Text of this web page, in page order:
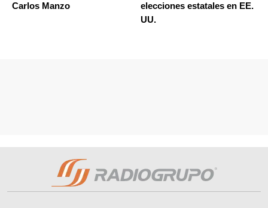
Carlos Manzo
elecciones estatales en EE.
UU.